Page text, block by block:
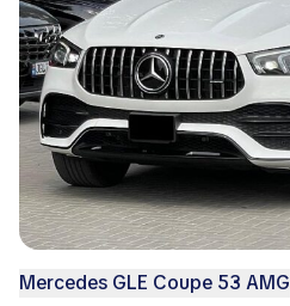
Mercedes GLE Coupe 53 AMG